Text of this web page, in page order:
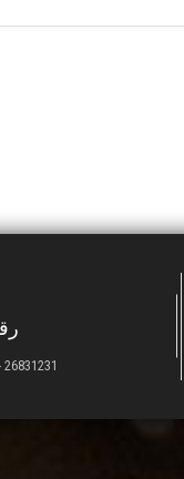
26831231 - 26831417 - 26831474